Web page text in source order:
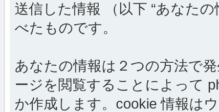
送信した情報 （以下 “あなた
べたものです。
あなたの情報は２つの方法で
ージを閲覧することによって
か作成します。cookie 情報は